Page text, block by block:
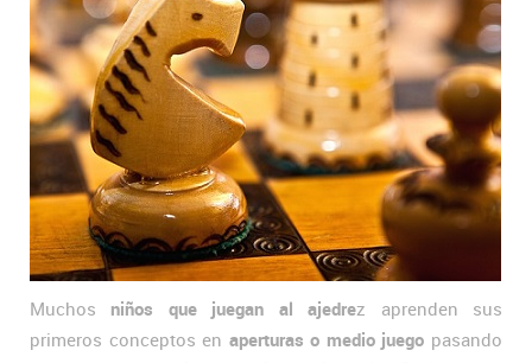
Muchos niños que juegan al ajedrez aprenden sus
primeros conceptos en aperturas o medio juego pasando